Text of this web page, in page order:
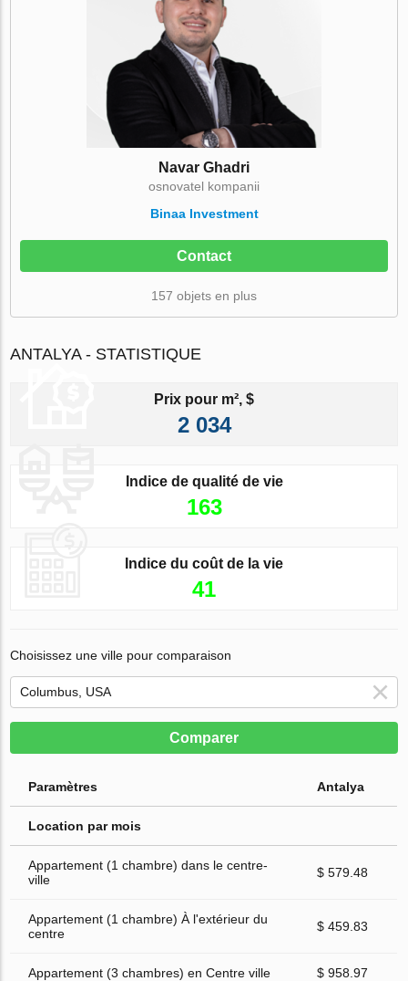
Navar Ghadri
osnovatel kompanii
Binaa Investment
Contact
157 objets en plus
ANTALYA - STATISTIQUE
Prix pour m², $
2 034
Indice de qualité de vie
163
Indice du coût de la vie
41
Choisissez une ville pour comparaison
Comparer
Paramètres Antalya
Location par mois
Appartement (1 chambre) dans le centre-
ville
$ 579.48
Appartement (1 chambre) À l'extérieur du
centre
$ 459.83
Appartement (3 chambres) en Centre ville $ 958.97